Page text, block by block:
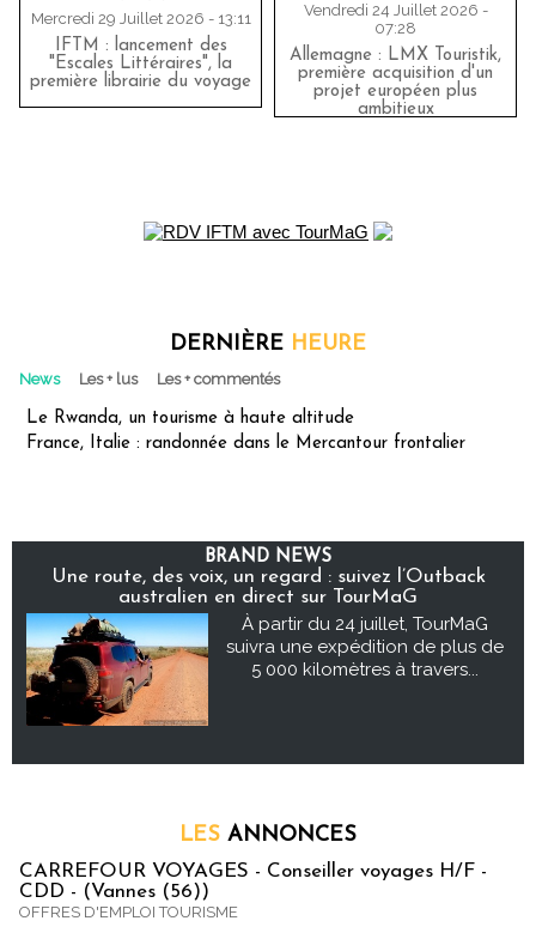
Mercredi 29 Juillet 2026 - 13:11
IFTM : lancement des
"Escales Littéraires", la
première librairie du voyage
Vendredi 24 Juillet 2026 -
07:28
Allemagne : LMX Touristik,
première acquisition d'un
projet européen plus
ambitieux
DERNIÈRE HEURE
News Les + lus Les + commentés
Le Rwanda, un tourisme à haute altitude
France, Italie : randonnée dans le Mercantour frontalier
BRAND NEWS
Une route, des voix, un regard : suivez l’Outback
australien en direct sur TourMaG
À partir du 24 juillet, TourMaG
suivra une expédition de plus de
5 000 kilomètres à travers...
LES ANNONCES
CARREFOUR VOYAGES - Conseiller voyages H/F -
CDD - (Vannes (56))
OFFRES D'EMPLOI TOURISME